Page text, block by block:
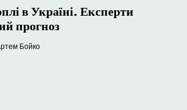
в Україні. Експерти
прогноз
Бойко